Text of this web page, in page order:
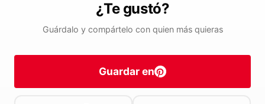
¿Te gustó?
Guárdalo y compártelo con quien más quieras
Guardar en